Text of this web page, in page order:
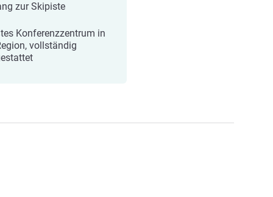
zur Skipiste
Konferenzzentrum in
vollständig